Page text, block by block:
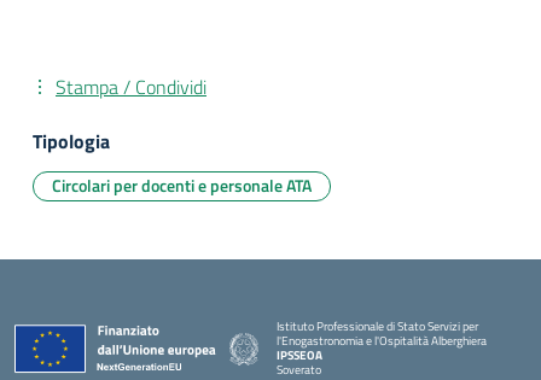
Stampa / Condividi
Tipologia
Circolari per docenti e personale ATA
Istituto Professionale di Stato Servizi per
l'Enogastronomia e l'Ospitalità Alberghiera
IPSSEOA
Soverato